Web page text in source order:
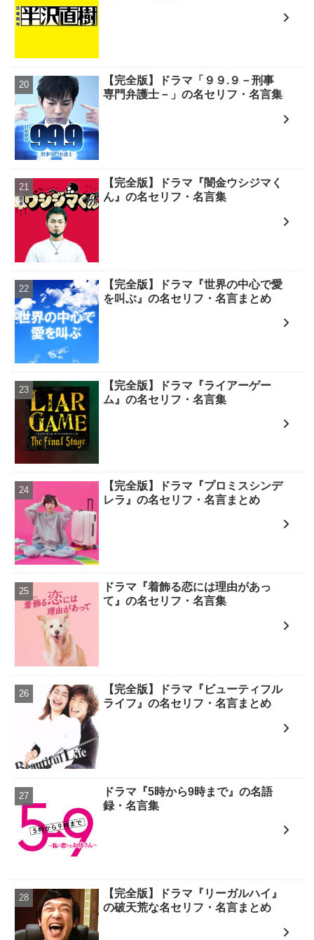
【完全版】ドラマ「９９.９－刑事
専門弁護士－」の名セリフ・名言集
【完全版】ドラマ『闇金ウシジマく
ん』の名セリフ・名言集
【完全版】ドラマ『世界の中心で愛
を叫ぶ』の名セリフ・名言まとめ
【完全版】ドラマ『ライアーゲー
ム』の名セリフ・名言集
【完全版】ドラマ『プロミスシンデ
レラ』の名セリフ・名言まとめ
ドラマ『着飾る恋には理由があっ
て』の名セリフ・名言集
【完全版】ドラマ『ビューティフル
ライフ』の名セリフ・名言まとめ
ドラマ『5時から9時まで』の名語
録・名言集
【完全版】ドラマ『リーガルハイ』
の破天荒な名セリフ・名言まとめ